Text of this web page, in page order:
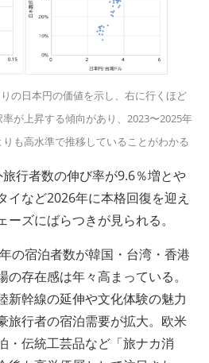
の日本円の価値を示し、右に行くほど
が上昇する傾向があり、2023〜2025年
りも高水準で推移していることがわかる
行者数の伸び率が9.6％増とや
イなど2026年に本格回復を迎え
ズにばらつきが見られる。
の宿泊者数が韓国・台湾・香港
存在感は年々高まっている。
新幹線の延伸や文化体験の魅力
旅行者の宿泊需要が拡大。欧米
・伝統工芸品など「旅ナカ消